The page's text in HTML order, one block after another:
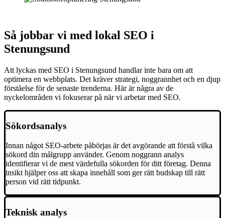
Så jobbar vi med lokal SEO i
Stenungsund
Att lyckas med SEO i Stenungsund handlar inte bara om att
optimera en webbplats. Det kräver strategi, noggrannhet och en djup
förståelse för de senaste trenderna. Här är några av de
nyckelområden vi fokuserar på när vi arbetar med SEO.
Sökordsanalys
Innan något SEO-arbete påbörjas är det avgörande att förstå vilka
sökord din målgrupp använder. Genom noggrann analys
identifierar vi de mest värdefulla sökorden för ditt företag. Denna
insikt hjälper oss att skapa innehåll som ger rätt budskap till rätt
person vid rätt tidpunkt.
Teknisk analys